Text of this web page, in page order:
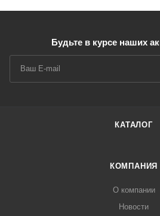
Будьте в курсе наших
КАТАЛОГ
КОМПАНИЯ
О компании
Новости